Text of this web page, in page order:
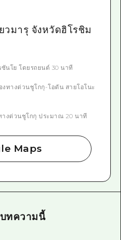
วมารุ จังหวัดฮิโรชิม
ซันโย โดยรถยนต์ 30 นาที
ทางด่วนชูโกกุ-โอดัน สายโอโนะ
างด่วนชูโกกุ ประมาณ 20 นาที
Maps
ทความนี้